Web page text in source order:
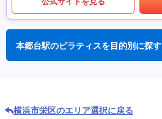
本郷台駅のピラティスを目的別に探す
横浜市栄区のエリア選択に戻る